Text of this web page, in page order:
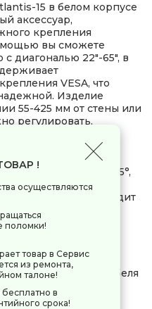
15 в белом корпусе
аксессуар,
крепления
вы сможете
с диагональю 22"-65", в
VESA, что
Изделие
55-425 мм от стены или
регулировать.
двух
Kromax
положение
наклонять вверх на 5°,
180°: регулировка
руки. Модель подходит
изогнутым экраном
механизму.
скрывают
что придает
Особое место
уложить кабеля
!
осуществляются
поломки!
товар в Сервис
из ремонта,
талоне!
в
срока!